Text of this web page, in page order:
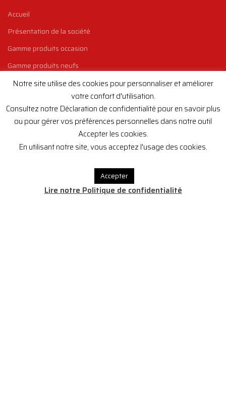
Accueil
Présentation de la société
Gamme produits occasion
Gamme produits neufs
Nos marques
Conditions générales de ventes
Politique de confidentialité
INSCRIVEZ-VOUS À LA NEWSLETTER
Si vous voulez être au courant des dernières arrivées de machines
Notre site utilise des cookies pour personnaliser et améliorer
votre confort d'utilisation.
Consultez notre Déclaration de confidentialité pour en savoir plus
ou pour gérer vos préférences personnelles dans notre outil
Accepter les cookies.
En utilisant notre site, vous acceptez l'usage des cookies.
Accepter
Lire notre Politique de confidentialité